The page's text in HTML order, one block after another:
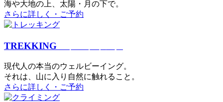
海や大地の上、太陽・⽉の下で。
さらに詳しく・ご予約
TREKKING
現代⼈の本当のウェルビーイング。
それは、⼭に⼊り⾃然に触れること。
さらに詳しく・ご予約